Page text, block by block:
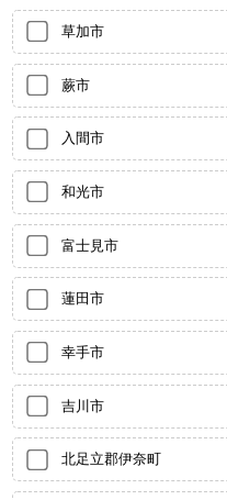
草加市
蕨市
入間市
和光市
富士見市
蓮田市
幸手市
吉川市
北足立郡伊奈町